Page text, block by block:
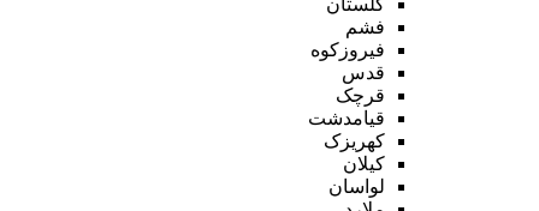
فشم
فیروزکوه
قدس
قرچک
قیامدشت
کهریزک
کیلان
لواسان